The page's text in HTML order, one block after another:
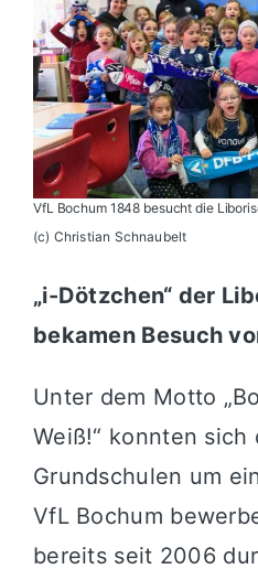
VfL Bochum 1848 besucht die
(c) Christian Schnaubelt
„i-Dötzchen“ der
bekamen Besuch
Unter dem Motto
Weiß!“ konnten sich
Grundschulen um
VfL Bochum
bereits seit 2006